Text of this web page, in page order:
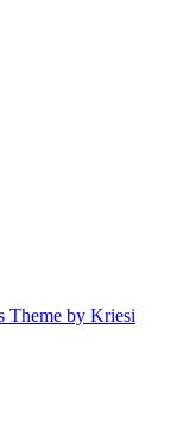
Theme by Kriesi